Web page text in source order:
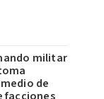
militar
de